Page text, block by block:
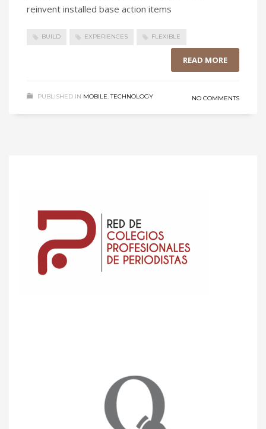
reinvent installed base action items
BUILD EXPERIENCES FLEXIBLE
READ MORE
PUBLISHED IN MOBILE,TECHNOLOGY NO COMMENTS